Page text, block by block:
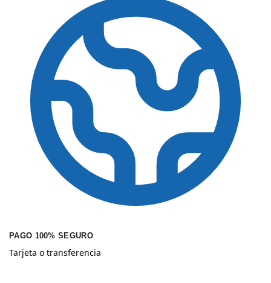
PAGO 100% SEGURO
Tarjeta o transferencia